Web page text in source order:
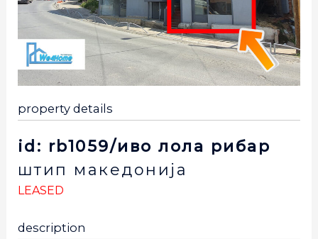
property details
id: rb1059/иво лола рибар
штип македонија
LEASED
description